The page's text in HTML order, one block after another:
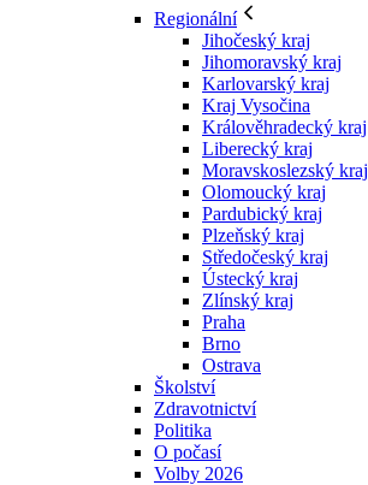
Regionální
Jihočeský kraj
Jihomoravský kraj
Karlovarský kraj
Kraj Vysočina
Králověhradecký kraj
Liberecký kraj
Moravskoslezský kraj
Olomoucký kraj
Pardubický kraj
Plzeňský kraj
Středočeský kraj
Ústecký kraj
Zlínský kraj
Praha
Brno
Ostrava
Školství
Zdravotnictví
Politika
O počasí
Volby 2026